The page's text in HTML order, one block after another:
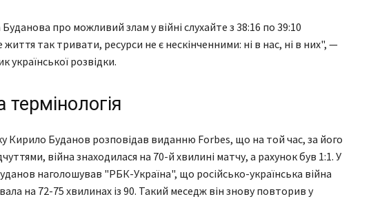
про можливий злам у війні слухайте з 38:16 по 39:10
так тривати, ресурси не є нескінченними: ні в нас, ні в них", —
української розвідки.
Кирило Буданов розповідав виданню Forbes, що на той час, за його
війна знаходилася на 70-й хвилині матчу, а рахунок був 1:1. У
наголошував "РБК-Україна", що російсько-українська війна
на 72-75 хвилинах із 90. Такий меседж він знову повторив у